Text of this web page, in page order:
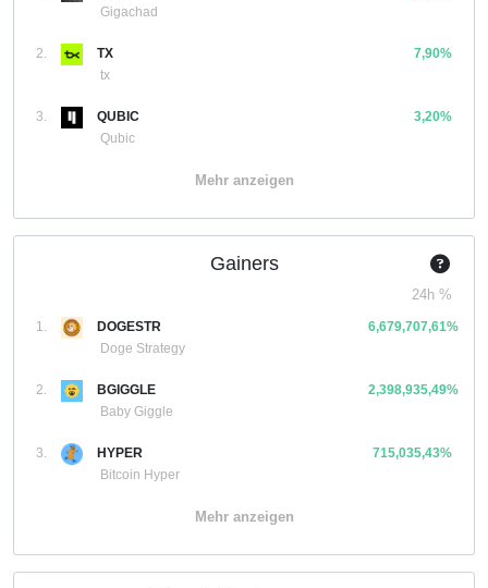
Gigachad
2.
TX
tx
7,90%
3.
QUBIC
Qubic
3,20%
Mehr anzeigen
Gainers
24h %
1.
DOGESTR
Doge Strategy
6,679,707,61%
2.
BGIGGLE
Baby Giggle
2,398,935,49%
3.
HYPER
Bitcoin Hyper
715,035,43%
Mehr anzeigen